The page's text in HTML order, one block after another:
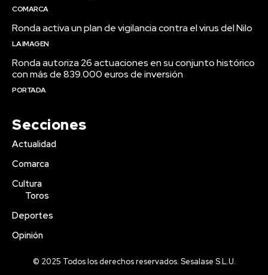
COMARCA
Ronda activa un plan de vigilancia contra el virus del Nilo
LA IMAGEN
Ronda autoriza 26 actuaciones en su conjunto histórico
con más de 839.000 euros de inversión
PORTADA
Secciones
Actualidad
Comarca
Cultura
Toros
Deportes
Opinión
© 2025 Todos los derechos reservados. Sesalase S.L.U.